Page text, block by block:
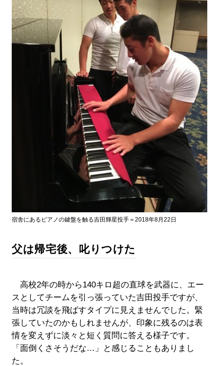
宿舎にあるピアノの鍵盤を触る吉田輝星投手＝2018年8月22日
父は帰宅後、叱りつけた
高校2年の時から140キロ超の直球を武器に、エー
スとしてチームを引っ張っていた吉田投手ですが、
当時は冗談を飛ばすタイプに見えませんでした。緊
張していたのかもしれませんが、印象に残るのは表
情を変えずに淡々と短く質問に答える様子です。
「面倒くさそうだな…」と感じることもありまし
た。